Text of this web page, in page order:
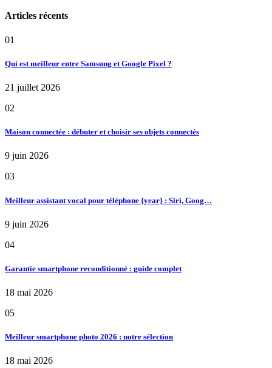
Articles récents
01
Qui est meilleur entre Samsung et Google Pixel ?
21 juillet 2026
02
Maison connectée : débuter et choisir ses objets connectés
9 juin 2026
03
Meilleur assistant vocal pour téléphone {year} : Siri, Goog…
9 juin 2026
04
Garantie smartphone reconditionné : guide complet
18 mai 2026
05
Meilleur smartphone photo 2026 : notre sélection
18 mai 2026